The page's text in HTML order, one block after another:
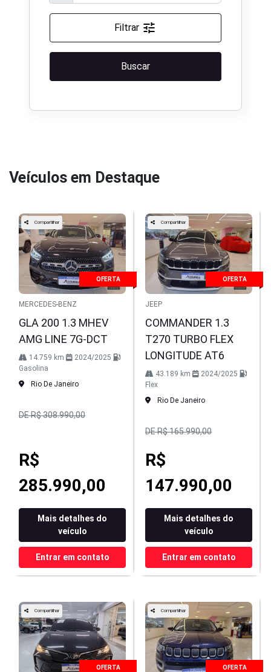
Filtrar
Buscar
Veículos em Destaque
OFERTA
Compartilhar
MERCEDES-BENZ
GLA 200 1.3 MHEV
AMG LINE 7G-DCT
14.759 km
2024/2025
Gasolina
Rio De Janeiro
DE R$ 308.990,00
R$
285.990,00
Mais detalhes do
veículo
Entrar em contato
OFERTA
Compartilhar
JEEP
COMMANDER 1.3
T270 TURBO FLEX
LONGITUDE AT6
43.189 km
2024/2025
Flex
Rio De Janeiro
DE R$ 165.990,00
R$
147.990,00
Mais detalhes do
veículo
Entrar em contato
OFERTA
Compartilhar
OFERTA
Compartilhar